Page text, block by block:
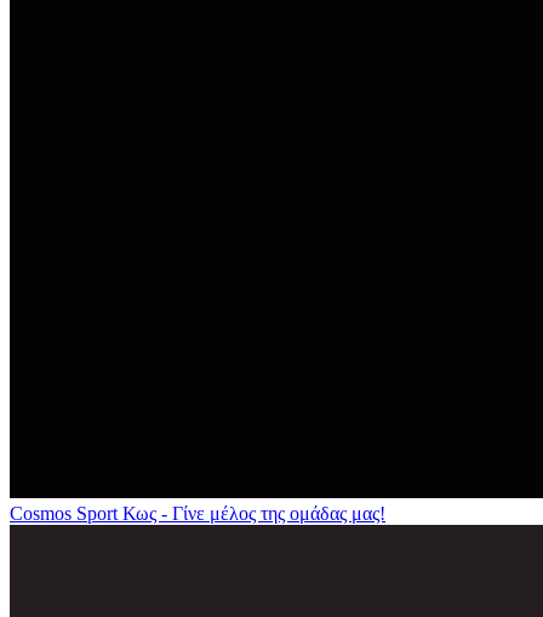
Cosmos Sport Κως - Γίνε μέλος της ομάδας μας!